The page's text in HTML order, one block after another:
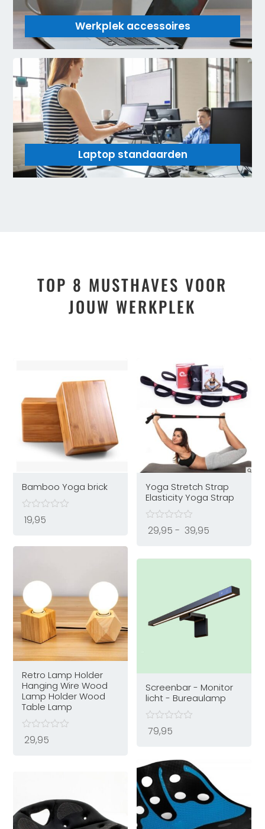
Werkplek accessoires
Laptop standaarden
TOP 8 MUSTHAVES VOOR
JOUW WERKPLEK
Bamboo Yoga brick
19,95
Yoga Stretch Strap
Elasticity Yoga Strap
29,95 - 39,95
tot
Retro Lamp Holder
Hanging Wire Wood
Lamp Holder Wood
Table Lamp
29,95
Screenbar - Monitor
licht - Bureaulamp
79,95